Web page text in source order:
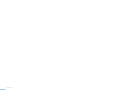
”人見知りでもあっさり成約率を上げる専門家 ジュンジ”のブログ